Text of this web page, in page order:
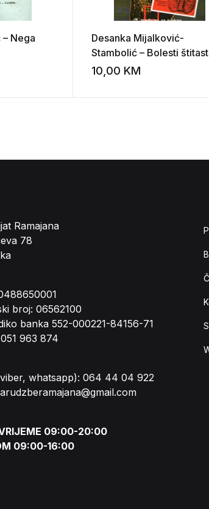
Nega
Add to wishlist
Desanka Mijalković-
Stambolić – Bolesti
žlezde
10,00 KM
Ramajana
78
broj: 06562100
banka 552-000221-84156-71
963 874
whatsapp): 064 44 04 922
09:00-20:00
09:00-16:00